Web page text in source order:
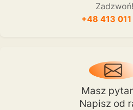
Zadzwoń!
+48 413 011
Masz
Napisz od